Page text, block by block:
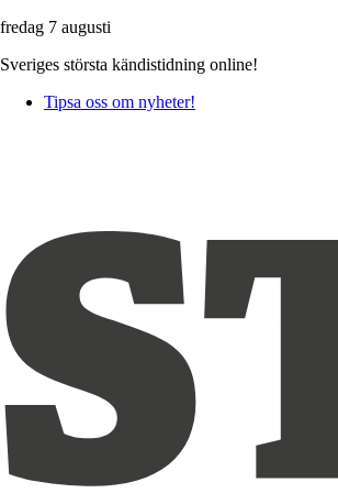
fredag 7 augusti
Sveriges största kändistidning online!
Tipsa oss om nyheter!